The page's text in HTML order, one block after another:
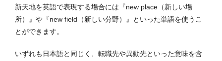
新天地を英語で表現する場合には『new place（新しい場
所）』や『new field（新しい分野）』といった単語を使うこ
とができます。
いずれも日本語と同じく、転職先や異動先といった意味を含